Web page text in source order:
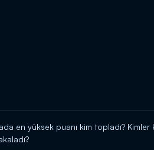
en yüksek puanı kim topladı? Kimler